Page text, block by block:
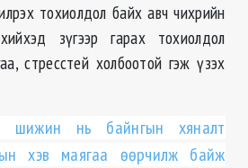
тохиолдол байх авч чихрийн
зүгээр гарах тохиолдол
стресстей холбоотой гэж үзэх
шижин нь байнгын хяналт
хэв маягаа өөрчилж байж